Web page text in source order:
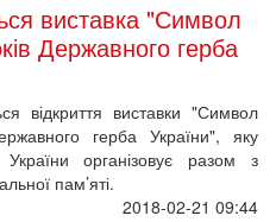
виставка "Символ
Державного герба
відкриття виставки "Символ
герба України", яку
України організовує разом з
пам’яті.
2018-02-21 09:44